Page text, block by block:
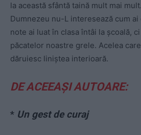
la această sfântă taină mult mai
Dumnezeu nu-L interesează cum
note ai luat în clasa întâi la școală,
păcatelor noastre grele. Acelea
dăruiesc liniștea interioară.
DE ACEEAȘI AUTOARE:
* Un gest de curaj